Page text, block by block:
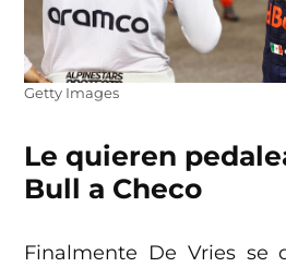
Getty Images
Le quieren
Bull a Checo
Finalmente De Vries se